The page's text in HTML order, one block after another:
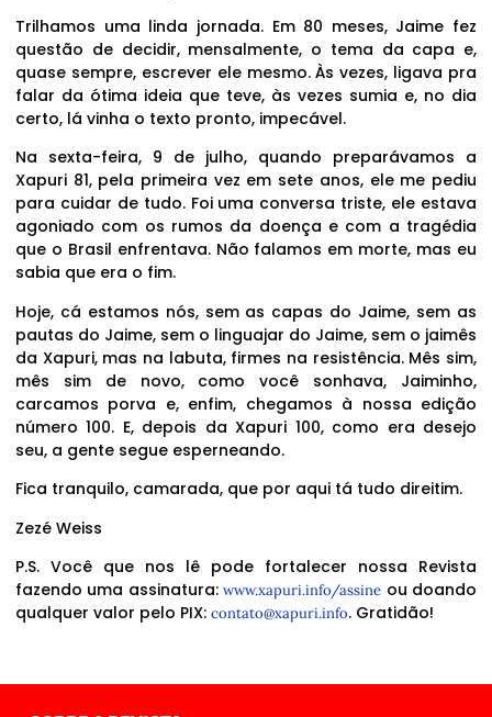
Trilhamos uma linda jornada. Em 80 meses, Jaime fez
questão de decidir, mensalmente, o tema da capa e,
quase sempre, escrever ele mesmo. Às vezes, ligava pra
falar da ótima ideia que teve, às vezes sumia e, no dia
certo, lá vinha o texto pronto, impecável.
Na sexta-feira, 9 de julho, quando preparávamos a
Xapuri 81, pela primeira vez em sete anos, ele me pediu
para cuidar de tudo. Foi uma conversa triste, ele estava
agoniado com os rumos da doença e com a tragédia
que o Brasil enfrentava. Não falamos em morte, mas eu
sabia que era o fim.
Hoje, cá estamos nós, sem as capas do Jaime, sem as
pautas do Jaime, sem o linguajar do Jaime, sem o jaimês
da Xapuri, mas na labuta, firmes na resistência. Mês sim,
mês sim de novo, como você sonhava, Jaiminho,
carcamos porva e, enfim, chegamos à nossa edição
número 100. E, depois da Xapuri 100, como era desejo
seu, a gente segue esperneando.
Fica tranquilo, camarada, que por aqui tá tudo direitim.
Zezé Weiss
P.S. Você que nos lê pode fortalecer nossa Revista
fazendo uma assinatura:www.xapuri.info/assine ou doando
qualquer valor pelo PIX: contato@xapuri.info. Gratidão!